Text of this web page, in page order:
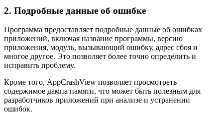
2. Подробные данные об ошибке
Программа предоставляет подробные данные об ошибках
приложений, включая название программы, версию
приложения, модуль, вызывающий ошибку, адрес сбоя и
многое другое. Это позволяет более точно определить и
исправить проблему.
Кроме того, AppCrashView позволяет просмотреть
содержимое дампа памяти, что может быть полезным для
разработчиков приложений при анализе и устранении
ошибок.